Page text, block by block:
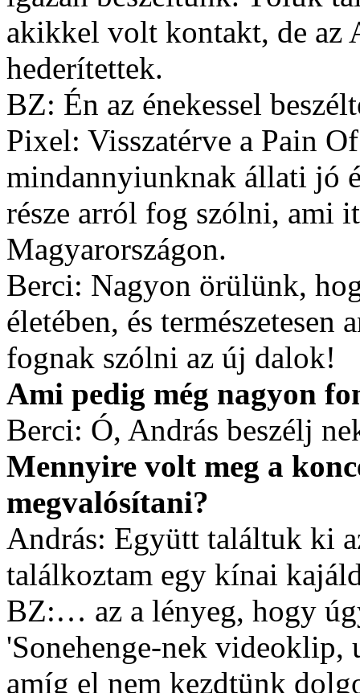
akikkel volt kontakt, de az
hederítettek.
BZ: Én az énekessel
Pixel: Visszatérve a Pain
mindannyiunknak állati jó
része arról fog szólni, ami
Magyarországon.
Berci: Nagyon örülünk,
életében, és
fognak szólni az új dalok!
Ami pedig még nagyon
Berci: Ó, András beszélj
Mennyire volt meg a
megvalósítani?
András: Együtt találtuk ki
találkoztam egy kínai
BZ:… az a lényeg, hogy
'Sonehenge-nek
amíg el nem kezdtünk